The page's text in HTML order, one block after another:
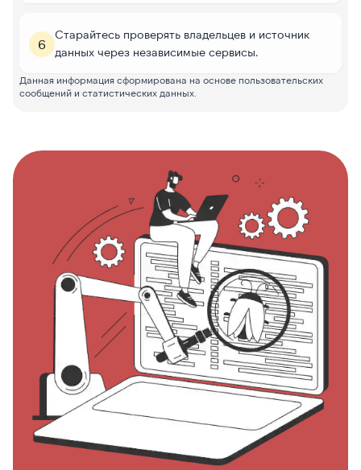
6
Старайтесь проверять владельцев и источник
данных через независимые сервисы.
Данная информация сформирована на основе пользовательских
сообщений и статистических данных.